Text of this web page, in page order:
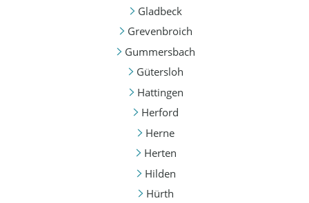
Gladbeck
Grevenbroich
Gummersbach
Gütersloh
Hattingen
Herford
Herne
Herten
Hilden
Hürth